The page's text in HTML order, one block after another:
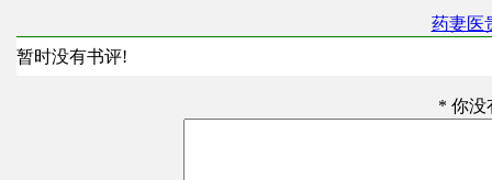
药妻医
暂时没有书评!
* 你没